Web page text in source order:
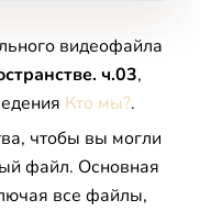
видеофайла
ч.03,
Кто мы?.
чтобы вы могли
файл. Основная
все файлы,